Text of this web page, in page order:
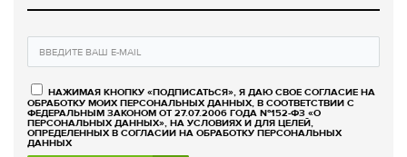
НАЖИМАЯ КНОПКУ «ПОДПИСАТЬСЯ», Я ДАЮ СВОЕ СОГЛАСИЕ НА
ОБРАБОТКУ МОИХ ПЕРСОНАЛЬНЫХ ДАННЫХ, В СООТВЕТСТВИИ С
ФЕДЕРАЛЬНЫМ ЗАКОНОМ ОТ 27.07.2006 ГОДА №152-ФЗ «О
ПЕРСОНАЛЬНЫХ ДАННЫХ», НА УСЛОВИЯХ И ДЛЯ ЦЕЛЕЙ,
ОПРЕДЕЛЕННЫХ В СОГЛАСИИ НА ОБРАБОТКУ ПЕРСОНАЛЬНЫХ
ДАННЫХ